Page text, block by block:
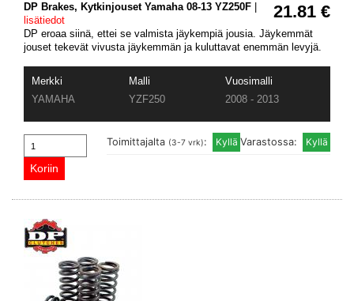
21.81 €
DP Brakes, Kytkinjouset Yamaha 08-13 YZ250F
lisätiedot
DP eroaa siinä, ettei se valmista jäykempiä jousia. Jäykemmät
jouset tekevät vivusta jäykemmän ja kuluttavat enemmän levyjä.
Merkki Malli
Vuosimalli
YAMAHA
YZF250 2008 - 2013
Varastossa:
Toimittajalta (3-7 vrk):